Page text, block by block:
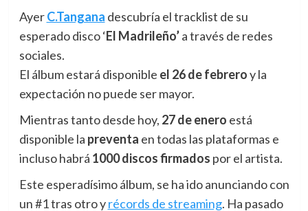
AyerC.Tangana descubría el tracklist de su
esperado disco ‘El Madrileño’a través de redes
sociales.
El álbum estará disponible el 26 de febreroy la
expectación no puede ser mayor.
Mientras tanto desde hoy, 27 de enero está
disponible la preventa en todas las plataformas e
incluso habrá 1000 discos firmados por el artista.
Este esperadísimo álbum, se ha ido anunciando con
un #1 tras otro yrécords de streaming. Ha pasado